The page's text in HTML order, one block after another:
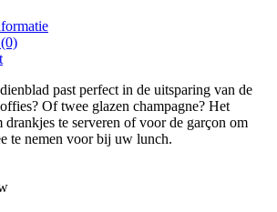
past perfect in de uitsparing van de
Of twee glazen champagne? Het
drankjes te serveren of voor de garçon om
te nemen voor bij uw lunch.